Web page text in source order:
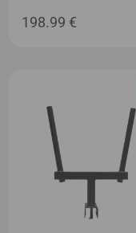
198.99 €